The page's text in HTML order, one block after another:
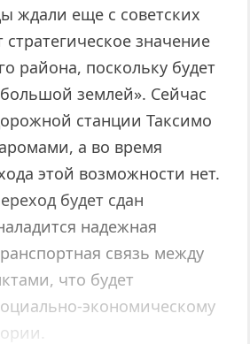
ждали еще с советских
значение
района, поскольку будет
землей». Сейчас
станции Таксимо
а во время
этой возможности нет.
будет сдан
надежная
связь между
что будет
экономическому